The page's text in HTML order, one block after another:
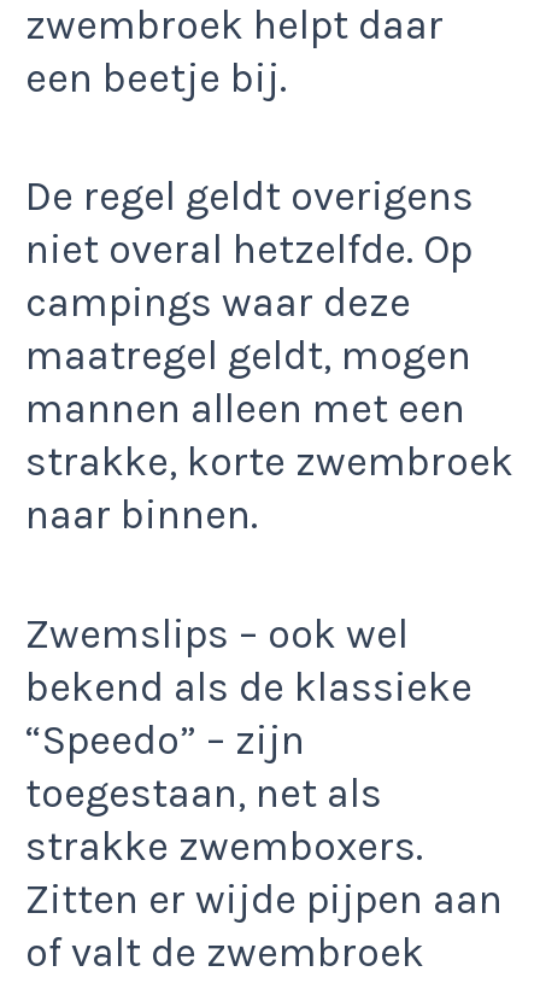
zwembroek helpt daar
een beetje bij.
De regel geldt overigens
niet overal hetzelfde. Op
campings waar deze
maatregel geldt, mogen
mannen alleen met een
strakke, korte zwembroek
naar binnen.
Zwemslips – ook wel
bekend als de klassieke
“Speedo” – zijn
toegestaan, net als
strakke zwemboxers.
Zitten er wijde pijpen aan
of valt de zwembroek